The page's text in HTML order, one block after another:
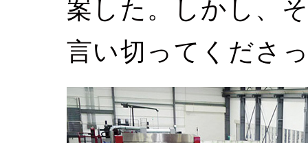
案した。しかし、
言い切ってくださ